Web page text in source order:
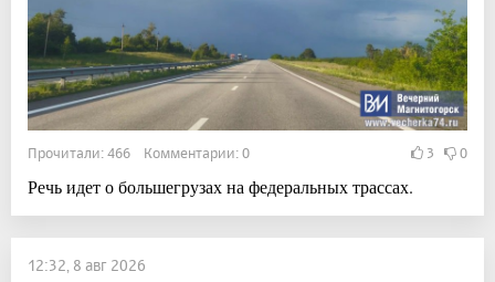
Прочитали: 466 Комментарии: 0 3 0
Речь идет о большегрузах на федеральных трассах.
12:32, 8 авг 2026